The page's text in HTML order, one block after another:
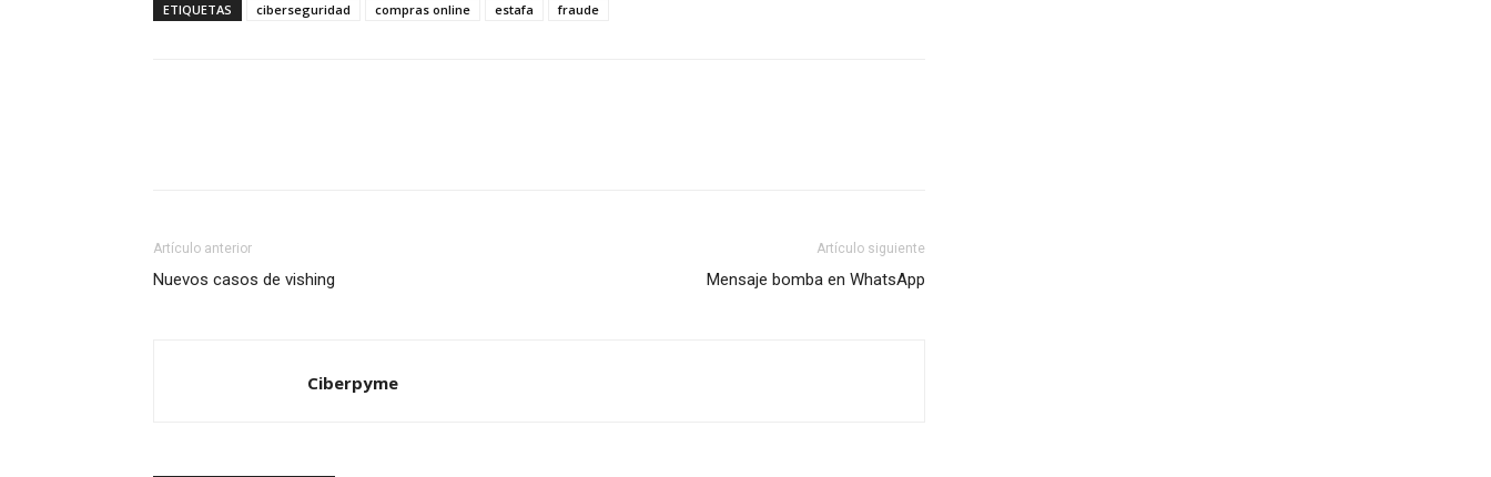
ETIQUETAS ciberseguridad compras online estafa fraude
Artículo anterior
Nuevos casos de vishing
Artículo siguiente
Mensaje bomba en WhatsApp
Ciberpyme